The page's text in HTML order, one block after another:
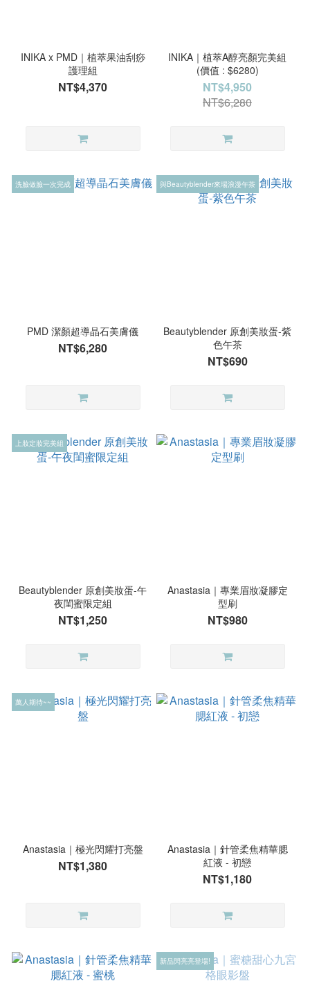
INIKA x PMD｜植萃果油刮痧
護理組
NT$4,370
INIKA｜植萃A醇亮顏完美組
(價值 : $6280)
NT$4,950
NT$6,280
洗臉做臉一次完成
PMD 潔顏超導晶石美膚儀
NT$6,280
與Beautyblender來場浪漫午茶
Beautyblender 原創美妝蛋-紫
色午茶
NT$690
上妝定妝完美組
Beautyblender 原創美妝蛋-午
夜閨蜜限定組
NT$1,250
Anastasia｜專業眉妝凝膠定
型刷
NT$980
萬人期待~~
Anastasia｜極光閃耀打亮盤
NT$1,380
Anastasia｜針管柔焦精華腮
紅液 - 初戀
NT$1,180
新品閃亮亮登場!